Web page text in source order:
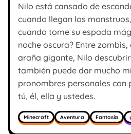
Nilo está cansado de
cuando llegan los
cuando tome su espada
noche oscura? Entre
araña gigante, Nilo
también puede dar mucho
pronombres personales con
tú, él, ella y ustedes.
Minecraft Aventura Fantasía